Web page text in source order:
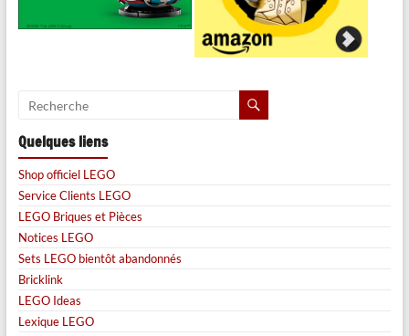
Quelques liens
Shop officiel LEGO
Service Clients LEGO
LEGO Briques et Pièces
Notices LEGO
Sets LEGO bientôt abandonnés
Bricklink
LEGO Ideas
Lexique LEGO